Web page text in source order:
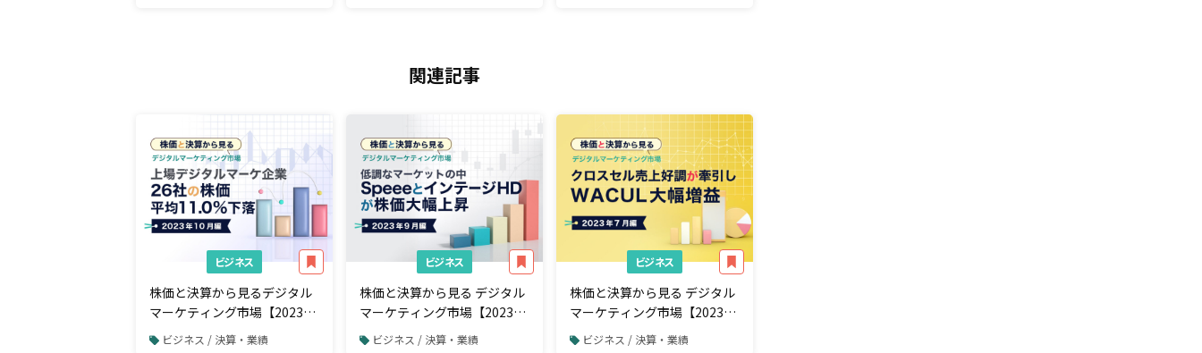
関連記事
ビジネス
株価と決算から見るデジタル
マーケティング市場【2023年
10月編】上場デジタルマーケ
ビジネス / 決算・業績
ビジネス
株価と決算から見る デジタル
マーケティング市場【2023年
9月編】低調なマーケットの中
ビジネス / 決算・業績
ビジネス
株価と決算から見る デジタル
マーケティング市場【2023年
7月編】クロスセル売上好調が
ビジネス / 決算・業績